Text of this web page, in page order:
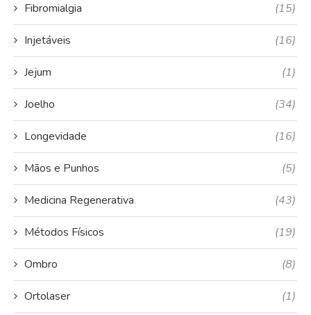
Fibromialgia (15)
Injetáveis (16)
Jejum (1)
Joelho (34)
Longevidade (16)
Mãos e Punhos (5)
Medicina Regenerativa (43)
Métodos Físicos (19)
Ombro (8)
Ortolaser (1)